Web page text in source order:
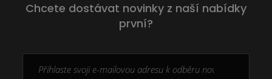
Chcete dostávat novinky z naší nabídky
první?